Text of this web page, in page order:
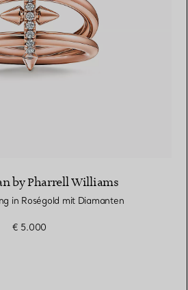
by Pharrell Williams
in Roségold mit Diamanten
€ 5.000